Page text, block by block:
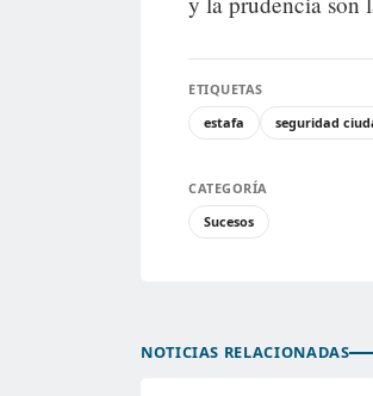
ETIQUETAS
estafa
seguridad
CATEGORÍA
Sucesos
NOTICIAS RELACIONADAS